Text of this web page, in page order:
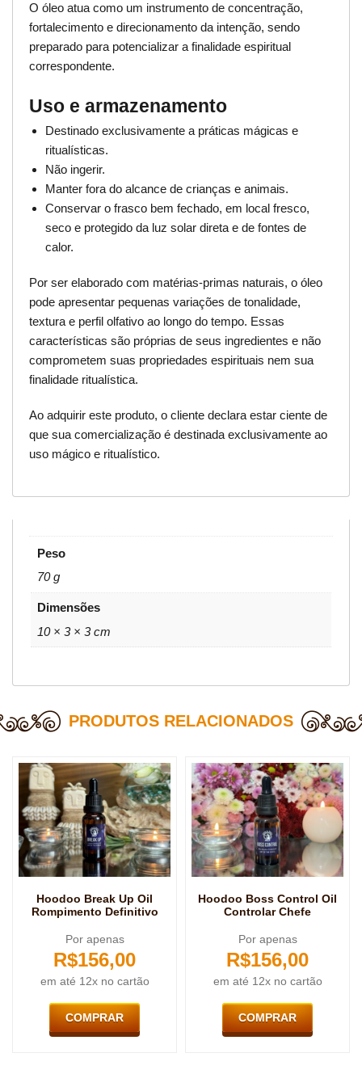
O óleo atua como um instrumento de concentração,
fortalecimento e direcionamento da intenção, sendo
preparado para potencializar a finalidade espiritual
correspondente.
Uso e armazenamento
Destinado exclusivamente a práticas mágicas e
ritualísticas.
Não ingerir.
Manter fora do alcance de crianças e animais.
Conservar o frasco bem fechado, em local fresco,
seco e protegido da luz solar direta e de fontes de
calor.
Por ser elaborado com matérias-primas naturais, o óleo
pode apresentar pequenas variações de tonalidade,
textura e perfil olfativo ao longo do tempo. Essas
características são próprias de seus ingredientes e não
comprometem suas propriedades espirituais nem sua
finalidade ritualística.
Ao adquirir este produto, o cliente declara estar ciente de
que sua comercialização é destinada exclusivamente ao
uso mágico e ritualístico.
Peso
70 g
Dimensões
10 × 3 × 3 cm
PRODUTOS RELACIONADOS
Hoodoo Break Up Oil
Rompimento Definitivo
Por apenas
R$156,00
em até 12x no cartão
COMPRAR
Hoodoo Boss Control Oil
Controlar Chefe
Por apenas
R$156,00
em até 12x no cartão
COMPRAR